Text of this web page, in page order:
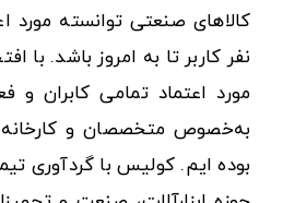
نفر کاربر تا به امروز باشد. با
مورد اعتماد تمامی کابران و
به‌خصوص متخصصان و
بوده ایم. کولیس با گردآوری